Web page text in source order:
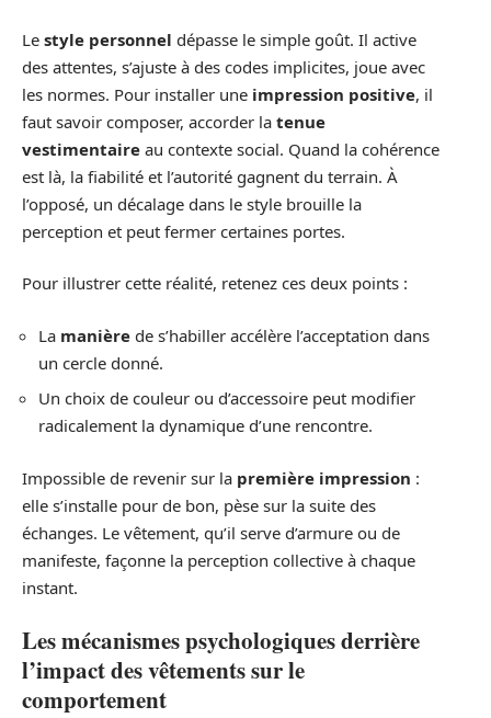
Le style personnel dépasse le simple goût. Il active
des attentes, s’ajuste à des codes implicites, joue avec
les normes. Pour installer une impression positive, il
faut savoir composer, accorder la tenue
vestimentaire au contexte social. Quand la cohérence
est là, la fiabilité et l’autorité gagnent du terrain. À
l’opposé, un décalage dans le style brouille la
perception et peut fermer certaines portes.
Pour illustrer cette réalité, retenez ces deux points :
La manière de s’habiller accélère l’acceptation dans
un cercle donné.
Un choix de couleur ou d’accessoire peut modifier
radicalement la dynamique d’une rencontre.
Impossible de revenir sur la première impression :
elle s’installe pour de bon, pèse sur la suite des
échanges. Le vêtement, qu’il serve d’armure ou de
manifeste, façonne la perception collective à chaque
instant.
Les mécanismes psychologiques derrière
l’impact des vêtements sur le
comportement